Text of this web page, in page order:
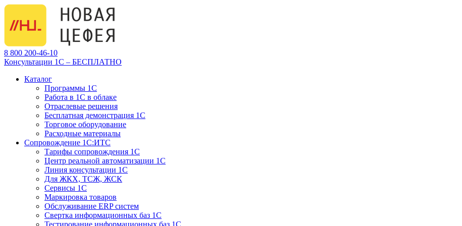
8 800 200-46-10
Консультации 1С – БЕСПЛАТНО
Каталог
Программы 1С
Работа в 1С в облаке
Отраслевые решения
Бесплатная демонстрация 1С
Торговое оборудование
Расходные материалы
Сопровождение 1С:ИТС
Тарифы сопровождения 1С
Центр реальной автоматизации 1С
Линия консультации 1С
Для ЖКХ, ТСЖ, ЖСК
Сервисы 1С
Маркировка товаров
Обслуживание ERP систем
Свертка информационных баз 1С
Тестирование информационных баз 1С